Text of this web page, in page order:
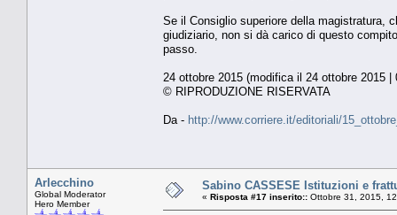
Se il Consiglio superiore della magistratura,
giudiziario, non si dà carico di questo
passo.
24 ottobre 2015 (modifica il 24 ottobre 2015 |
© RIPRODUZIONE RISERVATA
Da - http://www.corriere.it/editoriali/
Arlecchino
Global Moderator
Hero Member
Sabino CASSESE Istituzioni e
« Risposta #17 inserito:: Ottobre 31, 2015,